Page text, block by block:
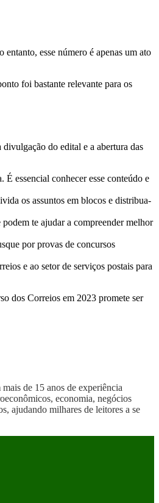
esse número é apenas um ato
foi bastante relevante para os
do edital e a abertura das
essencial conhecer esse conteúdo e
os assuntos em blocos e distribua-
te ajudar a compreender melhor
por provas de concursos
e ao setor de serviços postais para
dos Correios em 2023 promete ser
de 15 anos de experiência
economia, negócios
ajudando milhares de leitores a se